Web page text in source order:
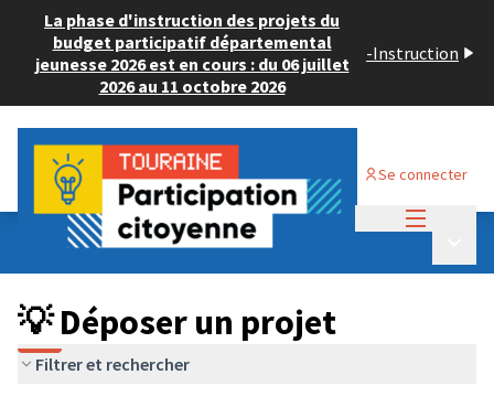
La phase d'instruction des projets du
budget participatif départemental
jeunesse 2026 est en cours : du 06 juillet
2026 au 11 octobre 2026
-Instruction
Se connecter
Budget Participatif ADULTE 2024
💡 Déposer un projet
💡 Déposer un projet
Filtrer et rechercher